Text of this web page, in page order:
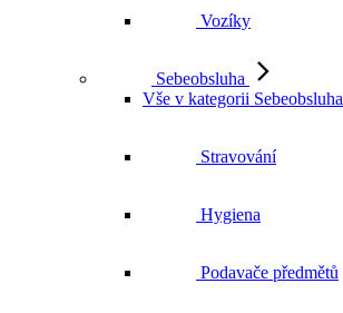
Vozíky
Sebeobsluha
Vše v kategorii Sebeobsluha
Stravování
Hygiena
Podavače předmětů